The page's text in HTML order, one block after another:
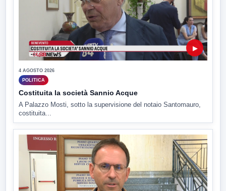
▶
4 AGOSTO 2026
POLITICA
Costituita la società Sannio Acque
A Palazzo Mosti, sotto la supervisione del notaio Santomauro,
costituita...